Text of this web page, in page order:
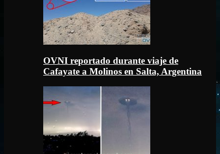
OVNI reportado durante viaje de
Cafayate a Molinos en Salta, Argentina